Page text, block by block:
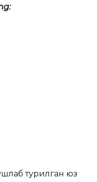
турилган юз